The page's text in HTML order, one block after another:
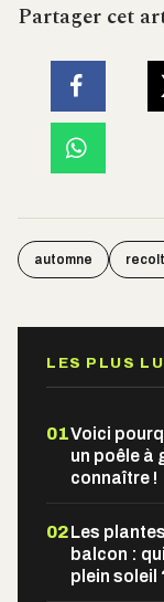
Partager cet
automne
LES PLUS
01Voici
un poêle à
connaître !
02 Les
balcon :
plein soleil